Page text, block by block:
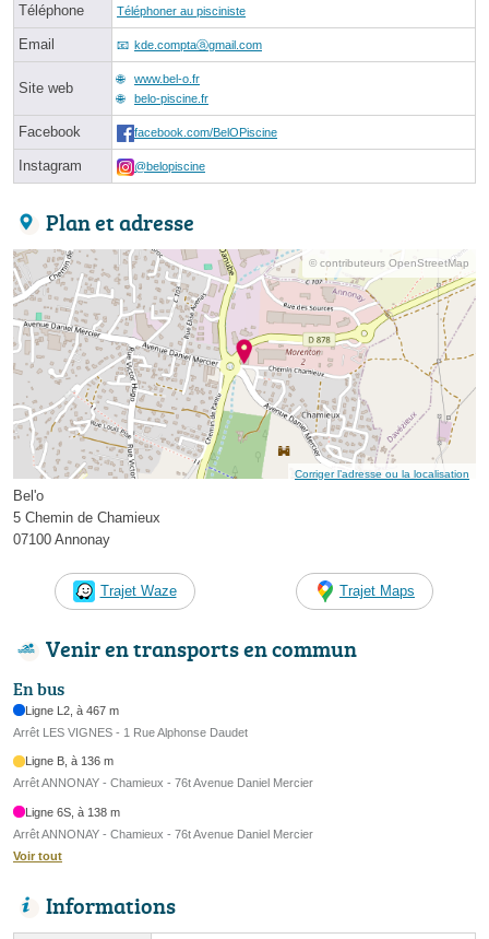
Téléphone Téléphoner au pisciniste
Email kde.comptaⓐgmail.com
Site web
www.bel-o.fr
belo-piscine.fr
Facebook facebook.com/BelOPiscine
Instagram @belopiscine
Plan et adresse
© contributeurs OpenStreetMap
Corriger l’adresse ou la localisation
Bel'o
5 Chemin de Chamieux
07100 Annonay
Trajet Waze Trajet Maps
Venir en transports en commun
En bus
Ligne L2, à 467 m
Arrêt LES VIGNES - 1 Rue Alphonse Daudet
Ligne B, à 136 m
Arrêt ANNONAY - Chamieux - 76t Avenue Daniel Mercier
Ligne 6S, à 138 m
Arrêt ANNONAY - Chamieux - 76t Avenue Daniel Mercier
Voir tout
Informations